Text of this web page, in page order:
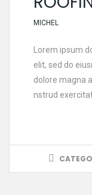
MICHEL
Lorem ipsum
elit, sed do
dolore magna
nstrud